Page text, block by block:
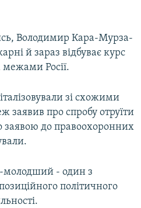
Володимир Кара-Мурза-
й зараз відбуває курс
межами Росії.
зі схожими
заявив про спробу отруїти
заявою до правоохоронних
- один з
політичного